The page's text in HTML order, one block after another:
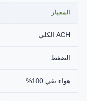
المعيار
ACH الكلي
الضغط
هواء نقي 100%